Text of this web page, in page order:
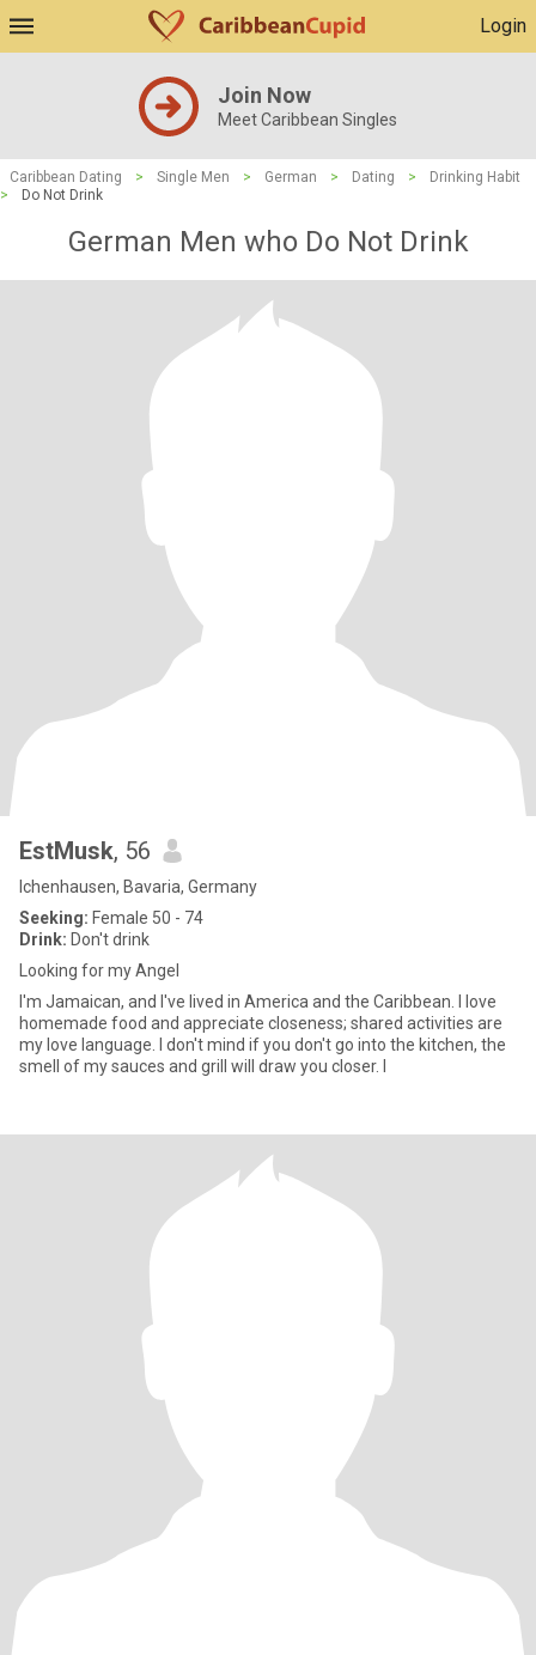
Login
Join Now
Meet Caribbean Singles
Caribbean Dating > Single Men > German > Dating >
Drinking Habit
>
Do Not Drink
German Men who Do Not Drink
EstMusk, 56
Ichenhausen, Bavaria, Germany
Seeking: Female 50 - 74
Drink: Don't drink
Looking for my Angel
I'm Jamaican, and I've lived in America and the Caribbean. I love
homemade food and appreciate closeness; shared activities are
my love language. I don't mind if you don't go into the kitchen, the
smell of my sauces and grill will draw you closer. I